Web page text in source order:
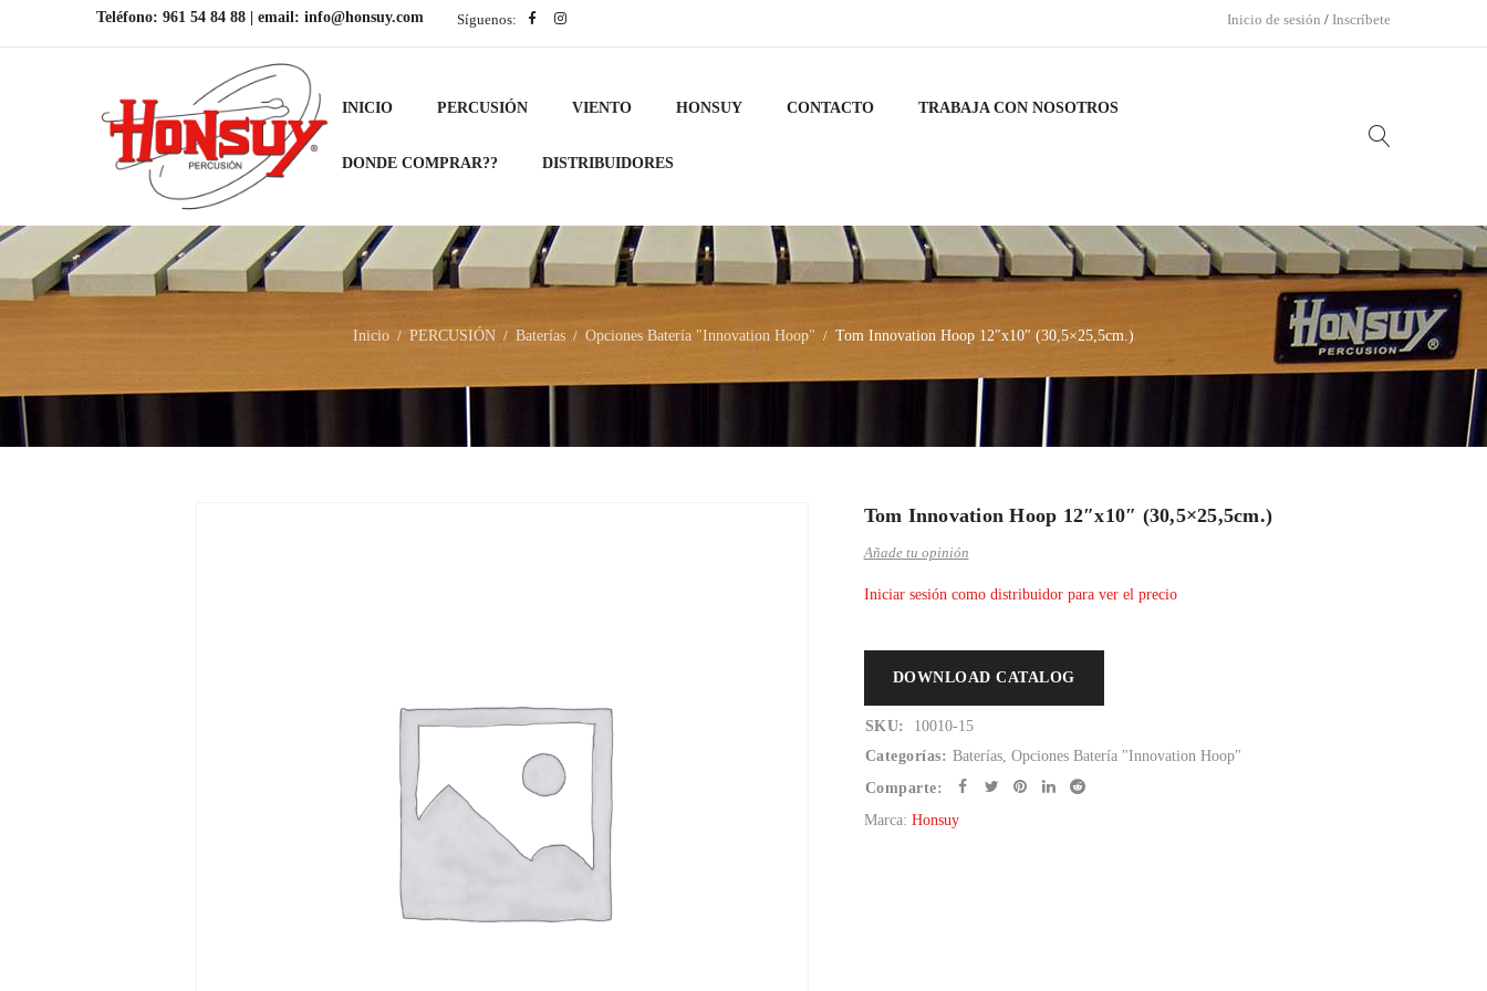
Teléfono: 961 54 84 88 | email: info@honsuy.com Síguenos: Inicio de sesión / Inscríbete
INICIO PERCUSIÓN VIENTO HONSUY CONTACTO TRABAJA CON NOSOTROS
DONDE COMPRAR?? DISTRIBUIDORES
Inicio / PERCUSIÓN / Baterías / Opciones Batería "Innovation Hoop" / Tom Innovation Hoop 12″x10″ (30,5×25,5cm.)
Tom Innovation Hoop 12″x10″ (30,5×25,5cm.)
Añade tu opinión
Iniciar sesión como distribuidor para ver el precio
DOWNLOAD CATALOG
SKU:
10010-15
Categorías: Baterías, Opciones Batería "Innovation Hoop"
Comparte:
Marca: Honsuy